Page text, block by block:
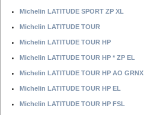
Michelin LATITUDE SPORT ZP XL
Michelin LATITUDE TOUR
Michelin LATITUDE TOUR HP
Michelin LATITUDE TOUR HP * ZP EL
Michelin LATITUDE TOUR HP AO GRNX
Michelin LATITUDE TOUR HP EL
Michelin LATITUDE TOUR HP FSL